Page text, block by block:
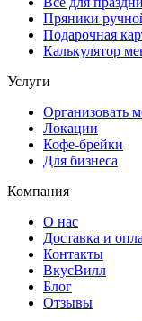
Пряники
Подарочная
Калькулятор
Услуги
Организовать
Локации
Кофе-брейки
Для бизнеса
Компания
О нас
Доставка и
Контакты
ВкусВилл
Блог
Отзывы